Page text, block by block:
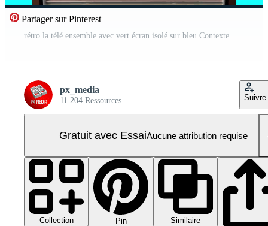
Partager sur Pinterest
rétro la télé ensemble avec vert écran isolé sur bleu Contexte Vidéo Pro
px_media
11 204 Ressources Suivre
Gratuit avec EssaiAucune attribution requise
Collection Pin
Similaire